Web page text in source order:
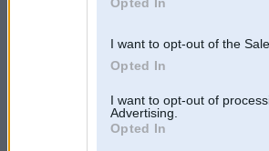
I want to opt-out of the
Opted In
I want to opt-out of
Advertising.
Opted In